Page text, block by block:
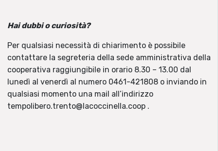
Hai dubbi o curiosità?
Per qualsiasi necessità di chiarimento è possibile
contattare la segreteria della sede amministrativa della
cooperativa raggiungibile in orario 8.30 – 13.00 dal
lunedì al venerdì al numero 0461-421808 o inviando in
qualsiasi momento una mail all’indirizzo
tempolibero.trento@lacoccinella.coop .